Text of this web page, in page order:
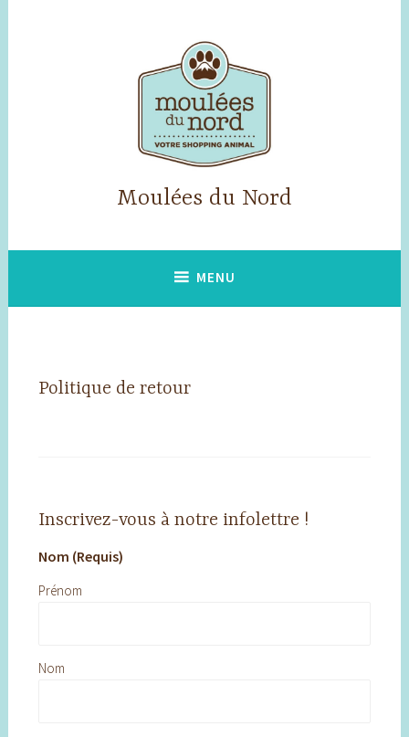
Moulées du Nord
MENU
Politique de retour
Inscrivez-vous à notre infolettre !
Nom (Requis)
Prénom
Nom